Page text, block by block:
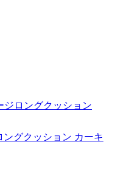
ングクッション カーキ